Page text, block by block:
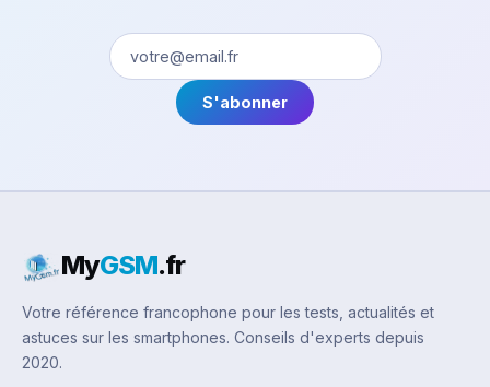
S'abonner
MyGSM.fr
Votre référence francophone pour les tests, actualités et
astuces sur les smartphones. Conseils d'experts depuis
2020.